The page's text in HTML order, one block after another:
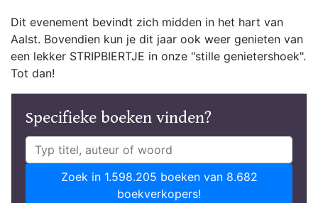
Dit evenement bevindt zich midden in het hart van
Aalst. Bovendien kun je dit jaar ook weer genieten van
een lekker STRIPBIERTJE in onze "stille genietershoek".
Tot dan!
Specifieke boeken vinden?
Zoek in 1.598.205 boeken van 8.682
boekverkopers!